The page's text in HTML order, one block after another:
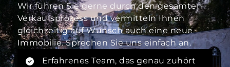
Wir führen Sie gerne durch den gesamten
Verkaufsprozess und vermitteln Ihnen
gleichzeitig auf Wunsch auch eine neue
Immobilie. Sprechen Sie uns einfach an.
Erfahrenes Team, das genau zuhört